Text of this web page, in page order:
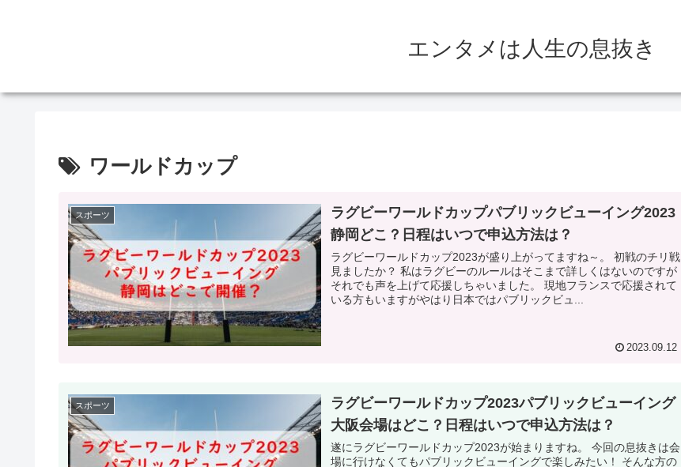
エンタメは人生の息抜き
ワールドカップ
スポーツ
ラグビーワールドカップパブリックビューイング2023
静岡どこ？日程はいつで申込方法は？
ラグビーワールドカップ2023が盛り上がってますね～。 初戦のチリ戦
見ましたか？ 私はラグビーのルールはそこまで詳しくはないのですが
それでも声を上げて応援しちゃいました。 現地フランスで応援されて
いる方もいますがやはり日本ではパブリックビュ...
2023.09.12
スポーツ
ラグビーワールドカップ2023パブリックビューイング
大阪会場はどこ？日程はいつで申込方法は？
遂にラグビーワールドカップ2023が始まりますね。 今回の息抜きは会
場に行けなくてもパブリックビューイングで楽しみたい！ そんな方の